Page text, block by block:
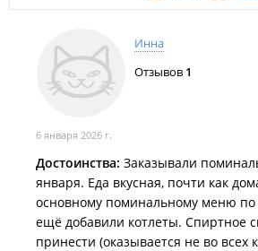
Инна
Отзывов 1
6 января 2026 г.
Достоинства: Заказывали
января. Еда вкусная, почти как
основному поминальному меню
ещё добавили котлеты. Спиртное
принести (оказывается не во